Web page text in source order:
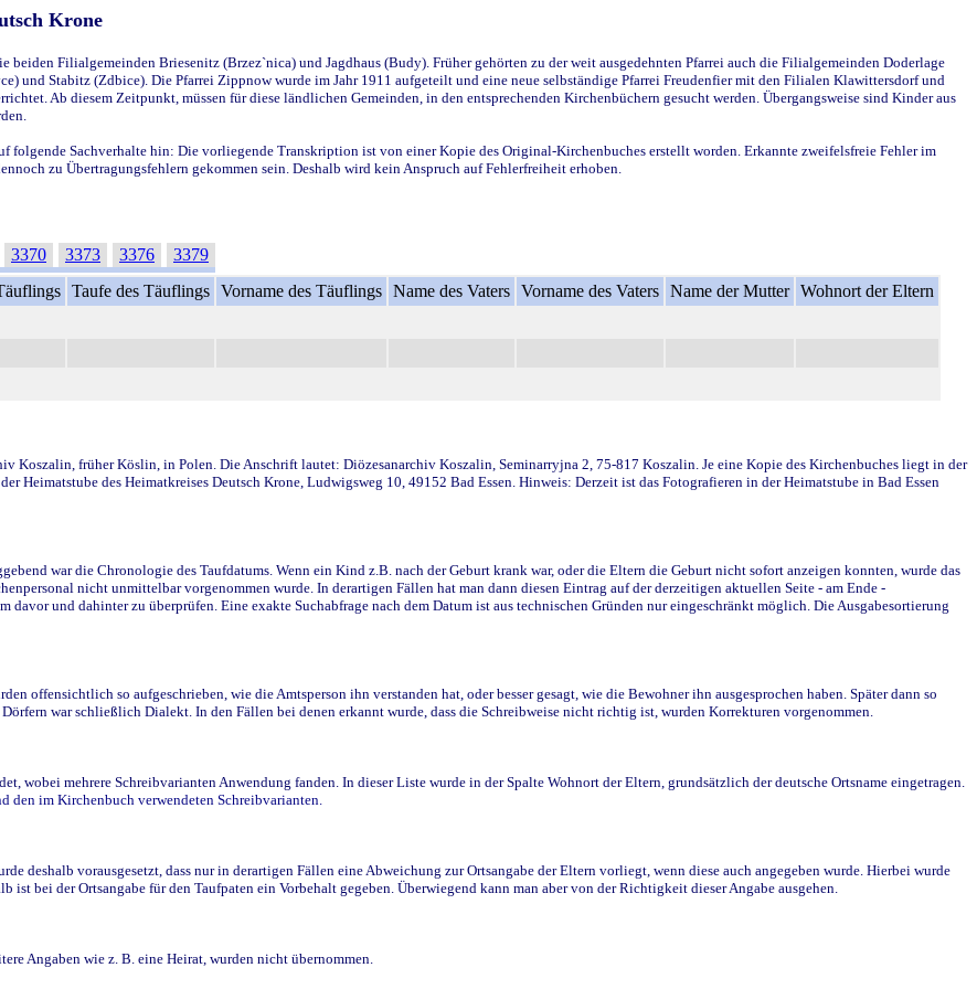
Krone
Filialgemeinden Briesenitz (Brzez`nica) und Jagdhaus (Budy). Früher gehörten zu der weit ausgedehnten Pfarrei auch die Filialgemeinden Doderlage
und Stabitz (Zdbice). Die Pfarrei Zippnow wurde im Jahr 1911 aufgeteilt und eine neue selbständige Pfarrei Freudenfier mit den Filialen Klawittersdorf und
Ab diesem Zeitpunkt, müssen für diese ländlichen Gemeinden, in den entsprechenden Kirchenbüchern gesucht werden. Übergangsweise sind Kinder aus
folgende Sachverhalte hin: Die vorliegende Transkription ist von einer Kopie des Original-Kirchenbuches erstellt worden. Erkannte zweifelsfreie Fehler im
zu Übertragungsfehlern gekommen sein. Deshalb wird kein Anspruch auf Fehlerfreiheit erhoben.
3370 3373 3376
3379
Taufe des Täuflings Vorname des Täuflings Name des Vaters Vorname des Vaters Name der Mutter Wohnort der Eltern
Koszalin, früher Köslin, in Polen. Die Anschrift lautet: Diözesanarchiv Koszalin, Seminarryjna 2, 75-817 Koszalin. Je eine Kopie des Kirchenbuches liegt in der
Heimatstube des Heimatkreises Deutsch Krone, Ludwigsweg 10, 49152 Bad Essen. Hinweis: Derzeit ist das Fotografieren in der Heimatstube in Bad Essen
war die Chronologie des Taufdatums. Wenn ein Kind z.B. nach der Geburt krank war, oder die Eltern die Geburt nicht sofort anzeigen konnten, wurde das
nicht unmittelbar vorgenommen wurde. In derartigen Fällen hat man dann diesen Eintrag auf der derzeitigen aktuellen Seite - am Ende -
und dahinter zu überprüfen. Eine exakte Suchabfrage nach dem Datum ist aus technischen Gründen nur eingeschränkt möglich. Die Ausgabesortierung
offensichtlich so aufgeschrieben, wie die Amtsperson ihn verstanden hat, oder besser gesagt, wie die Bewohner ihn ausgesprochen haben. Später dann so
war schließlich Dialekt. In den Fällen bei denen erkannt wurde, dass die Schreibweise nicht richtig ist, wurden Korrekturen vorgenommen.
wobei mehrere Schreibvarianten Anwendung fanden. In dieser Liste wurde in der Spalte Wohnort der Eltern, grundsätzlich der deutsche Ortsname eingetragen.
den im Kirchenbuch verwendeten Schreibvarianten.
deshalb vorausgesetzt, dass nur in derartigen Fällen eine Abweichung zur Ortsangabe der Eltern vorliegt, wenn diese auch angegeben wurde. Hierbei wurde
bei der Ortsangabe für den Taufpaten ein Vorbehalt gegeben. Überwiegend kann man aber von der Richtigkeit dieser Angabe ausgehen.
Angaben wie z. B. eine Heirat, wurden nicht übernommen.